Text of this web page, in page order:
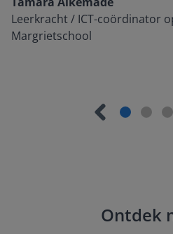
Leerkracht / ICT-coördinator
Margrietschool
Ontdek